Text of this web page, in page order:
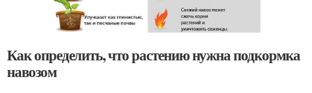
Как определить, что растению нужна подкормка
навозом